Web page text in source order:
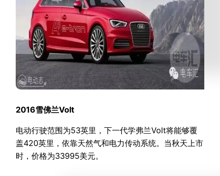
2016雪佛兰Volt
电动行驶范围为53英里，下一代学弗兰Volt将能够覆
盖420英里，依靠天然气和电力传动系统。当秋天上市
时，价格为33995美元。